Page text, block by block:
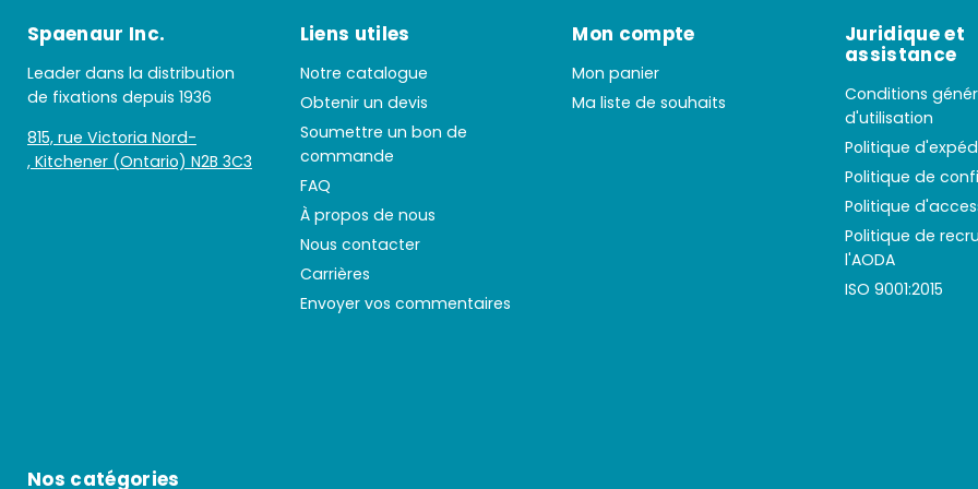
Spaenaur Inc.
Leader dans la distribution
de fixations depuis 1936
815, rue Victoria Nord-
, Kitchener (Ontario) N2B 3C3
Liens utiles
Notre catalogue
Obtenir un devis
Soumettre un bon de
commande
FAQ
À propos de nous
Nous contacter
Carrières
Envoyer vos commentaires
Mon compte
Mon panier
Ma liste de souhaits
Juridique et
assistance
Conditions
d'utilisation
Politique
Politique de
Politique
Politique de
l'AODA
ISO 9001:2015
Nos catégories